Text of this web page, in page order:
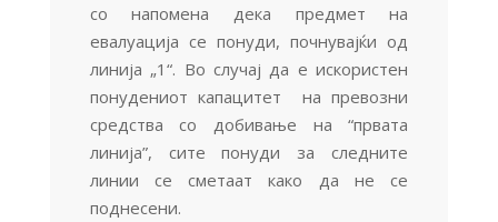
со напомена дека предмет на
евалуација се понуди, почнувајќи од
линија „1“. Во случај да е искористен
понудениот капацитет на превозни
средства со добивање на “првата
линија”, сите понуди за следните
линии се сметаат како да не се
поднесени.